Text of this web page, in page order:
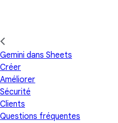
Gemini dans Sheets
Créer
Améliorer
Sécurité
Clients
Questions fréquentes